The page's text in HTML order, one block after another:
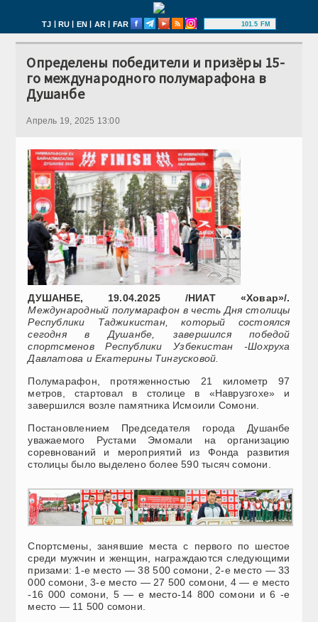
TJ | RU | EN | AR | FAR 101.5 FM
Определены победители и призёры 15-
го международного полумарафона в
Душанбе
Апрель 19, 2025 13:00
ДУШАНБЕ, 19.04.2025 /НИАТ «Ховар»/.
Международный полумарафон в честь Дня столицы
Республики Таджикистан, который состоялся
сегодня в Душанбе, завершился победой
спортсменов Республики Узбекистан -Шохруха
Давлатова и Екатерины Тингусковой.
Полумарафон, протяженностью 21 километр 97
метров, стартовал в столице в «Наврузгохе» и
завершился возле памятника Исмоили Сомони.
Постановлением Председателя города Душанбе
уважаемого Рустами Эмомали на организацию
соревнований и мероприятий из Фонда развития
столицы было выделено более 590 тысяч сомони.
Спортсмены, занявшие места с первого по шестое
среди мужчин и женщин, награждаются следующими
призами: 1-е место — 38 500 сомони, 2-е место — 33
000 сомони, 3-е место — 27 500 сомони, 4 — е место
-16 000 сомони, 5 — е место-14 800 сомони и 6 -е
место — 11 500 сомони.